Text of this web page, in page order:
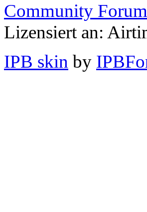
Community
Lizensiert an:
IPB skin by